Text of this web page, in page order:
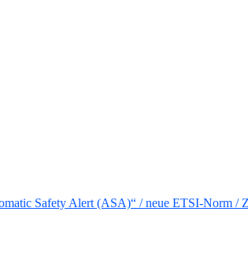
Safety Alert (ASA)“ / neue ETSI-Norm /